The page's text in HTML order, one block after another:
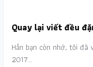
Quay lại viết đều
Hẳn bạn còn nhớ, tôi
2017…